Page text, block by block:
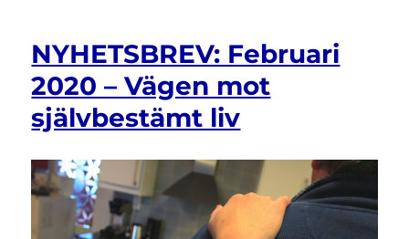
NYHETSBREV: Februari
2020 – Vägen mot
självbestämt liv